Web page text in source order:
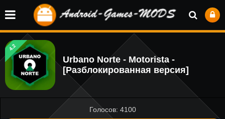
4.2
Urbano Norte - Motorista -
[Разблокированная версия]
Голосов: 4100